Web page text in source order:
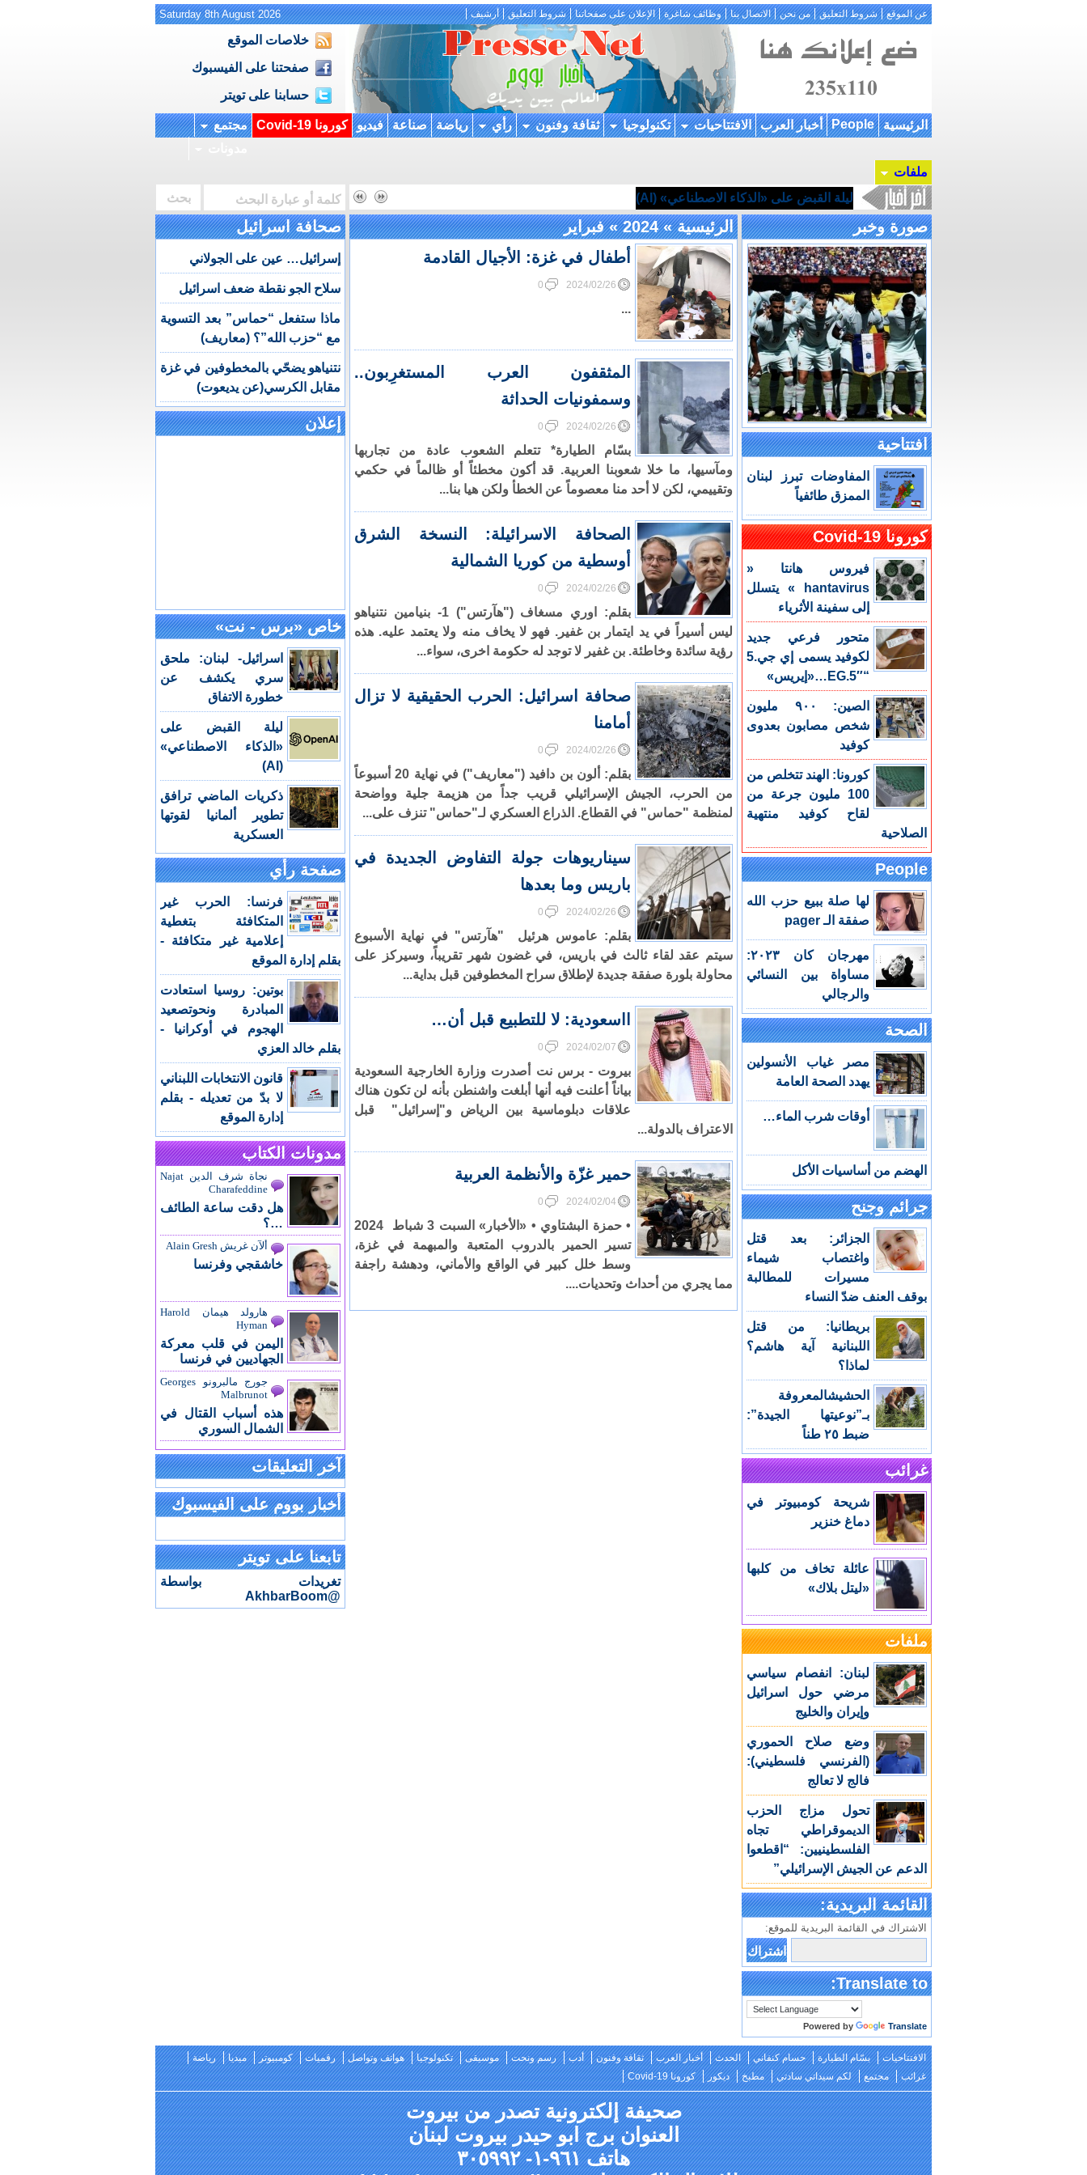
عن الموقع شروط التعليق من نحن الاتصال بنا وظائف شاغرة الإعلان على صفحاتنا شروط التعليق أرشيف Saturday 8th August 2026
خلاصات الموقع
صفحتنا على الفيسبوك
حسابنا على تويتر
الرئيسية People أخبار العرب الافتتاحيات تكنولوجيا ثقافة وفنون رأي رياضة صناعة فيديو كورونا Covid-19
مجتمع
ملفات
ليلة القبض على «الذكاء الاصطناعي» (AI)
صورة وخبر
افتتاحية
المفاوضات تبرز لبنان
الممزق طائفياً
كورونا Covid-19
فيروس هانتا «
hantavirus » يتسلل
إلى سفينة الأثرياء
متحور فرعي جديد
لكوفيد يسمى إي جي.5
“EG.5″…«إيريس»
الصين: ٩٠٠ مليون
شخص مصابون بعدوى
كوفيد
كورونا: الهند تتخلص من
100 مليون جرعة من
لقاح كوفيد منتهية
الصلاحية
People
لها صلة ببيع حزب الله
صفقة الـ pager
مهرجان كان ٢٠٢٣:
مساواة بين النسائي
والرجالي
الصحة
مصر غياب الأنسولين
يهدد الصحة العامة
أوقات شرب الماء…
الهضم من أساسيات الأكل
جرائم وجنح
الجزائر: بعد قتل
واغتصاب شيماء
مسيرات للمطالبة
بوقف العنف ضدّ النساء
بريطانيا: من قتل
اللبنانية آية هاشم؟
لماذا؟
الحشيشالمعروفة
بـ”نوعيتها الجيدة”:
ضبط ٢٥ طناً
غرائب
شريحة كومبيوتر في
دماغ خنزير
عائلة تخاف من كلبها
«ليتل بلاك»
ملفات
لبنان: انفصام سياسي
مرضي حول اسرائيل
وإيران والخليج
وضع صلاح الحموري
(الفرنسي فلسطيني):
فالج لا تعالج
تحول مزاج الحزب
الديموقراطي تجاه
الفلسطينيين: “اقطعوا
الدعم عن الجيش الإسرائيلي”
القائمة البريدية:
الاشتراك في القائمة البريدية للموقع:
Translate to:
Powered by Translate
الرئيسية»
2024
»فبراير
أطفال في غزة: الأجيال القادمة
2024/02/26
0
...
المثقفون العرب المستغرِبون..
وسمفونيات الحداثة
2024/02/26
0
بسّام الطيارة* تتعلم الشعوب عادة من تجاربها
ومآسيها، ما خلا شعوبنا العربية. قد أكون مخطئاً أو ظالماً في حكمي
وتقييمي، لكن لا أحد منا معصوماً عن الخطأ ولكن هيا بنا...
الصحافة الاسرائيلة: النسخة الشرق
أوسطية من كوريا الشمالية
2024/02/26
0
بقلم: اوري مسغاف ("هآرتس") 1- بنيامين نتنياهو
ليس أسيراً في يد ايتمار بن غفير. فهو لا يخاف منه ولا يعتمد عليه. هذه
رؤية سائدة وخاطئة. بن غفير لا توجد له حكومة اخرى، سواء...
صحافة اسرائيل: الحرب الحقيقية لا تزال
أمامنا
2024/02/26
0
بقلم: ألون بن دافيد ("معاريف") في نهاية 20 أسبوعاً
من الحرب، الجيش الإسرائيلي قريب جداً من هزيمة جلية وواضحة
لمنظمة "حماس" في القطاع. الذراع العسكري لـ"حماس" تنزف على...
سيناريوهات جولة التفاوض الجديدة في
باريس وما بعدها
2024/02/26
0
بقلم: عاموس هرئيل "هآرتس" في نهاية الأسبوع
سيتم عقد لقاء ثالث في باريس، في غضون شهر تقريباً، وسيركز على
محاولة بلورة صفقة جديدة لإطلاق سراح المخطوفين قبل بداية...
ااسعودية: لا للتطبيع قبل أن…
2024/02/07
0
بيروت - برس نت أصدرت وزارة الخارجية السعودية
بياناً أعلنت فيه أنها أبلغت واشنطن بأنه لن تكون هناك
علاقات دبلوماسية بين الرياض و"إسرائيل" قبل
الاعتراف بالدولة...
حمير غزّة والأنظمة العربية
2024/02/04
0
• حمزة البشتاوي • «الأخبار» السبت 3 شباط 2024
تسير الحمير بالدروب المتعبة والمبهمة في غزة،
وسط خلل كبير في الواقع والأماني، ودهشة راجفة
مما يجري من أحداث وتحديات....
صحافة اسرائيل
إسرائيل… عين على الجولاني
سلاح الجو نقطة ضعف اسرائيل
ماذا ستفعل “حماس” بعد التسوية
مع “حزب الله”؟ (معاريف)
نتنياهو يضحّي بالمخطوفين في غزة
مقابل الكرسي(عن يديعوت)
إعلان
خاص «برس - نت»
اسرائيل- لبنان: ملحق
سري يكشف عن
خطورة الاتفاق
ليلة القبض على
«الذكاء الاصطناعي»
(AI)
ذكريات الماضي ترافق
تطوير ألمانيا لقوتها
العسكرية
صفحة رأي
فرنسا: الحرب غير
المتكافئة بتغطية
إعلامية غير متكافئة -
بقلم إدارة الموقع
بوتين: روسيا استعادت
المبادرة ونحوتصعيد
الهجوم في أوكرانيا -
بقلم خالد العزي
قانون الانتخابات اللبناني
لا بدّ من تعديله - بقلم
إدارة الموقع
مدونات الكتاب
نجاة شرف الدين Najat
Charafeddine
هل دقت ساعة الطائف
…؟
ألآن غريش Alain Gresh
خاشقجي وفرنسا
هارولد هيمان Harold
Hyman
اليمن في قلب معركة
الجهاديين في فرنسا
جورج مالبرونو Georges
Malbrunot
هذه أسباب القتال في
الشمال السوري
آخر التعليقات
أخبار بووم على الفيسبوك
تابعنا على تويتر
تغريدات بواسطة
@AkhbarBoom
الافتتاحيات بسّام الطيارة حسام كنفاني الحدث أخبار العرب ثقافة وفنون أدب رسم ونحت موسيقى تكنولوجيا هواتف وتواصل رقميات كومبيوتر ميديا
رياضة
غرائب
مجتمع لكم سيداتي سادتي مطبخ ديكور كورونا Covid-19
صحيفة إلكترونية تصدر من بيروت
العنوان برج ابو حيدر بيروت لبنان
هاتف ٩٦١-١- ٣٠٥٩٩٢